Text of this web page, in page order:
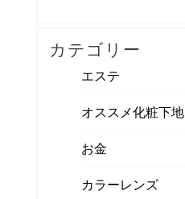
カテゴリー
エステ
オススメ化粧下地
お金
カラーレンズ